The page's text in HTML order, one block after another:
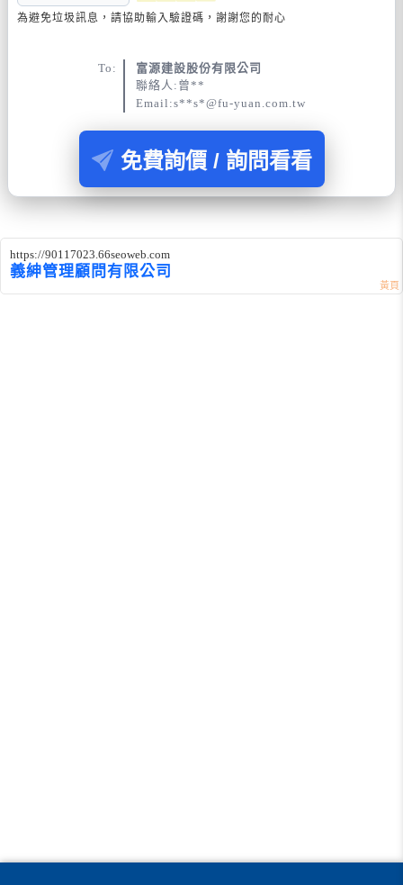
為避免垃圾訊息，請協助輸入驗證碼，謝謝您的耐心
To:
富源建設股份有限公司
聯絡人:曾**
Email:s**s*@fu-yuan.com.tw
免費詢價 / 詢問看看
https://90117023.66seoweb.com
義紳管理顧問有限公司